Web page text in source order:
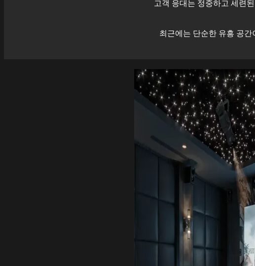
고객 응대는 정중하고 세련
최근에는 단순한 유흥 공간